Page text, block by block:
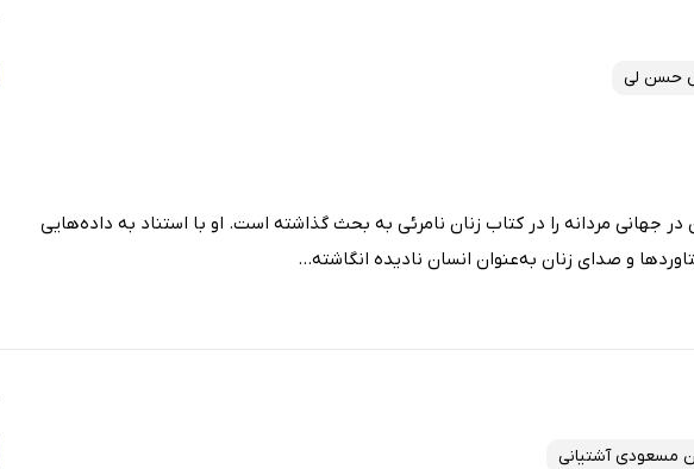
حسن لی
در جهانی مردانه را در کتاب زنان نامرئی به بحث گذاشته است. او با استناد به داده‌هایی
و صدای زنان به‌عنوان انسان نادیده انگاشته...
مسعودی آشتیانی